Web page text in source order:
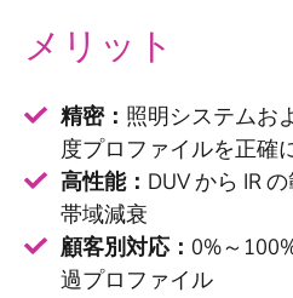
メリット
精密： 照明システムお
度プロファイルを正確
高性能： DUV から IR
帯域減衰
顧客別対応： 0%～
過プロファイル